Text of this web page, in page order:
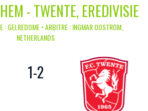
- TWENTE, EREDIVISIE
: GELREDOME • ARBITRE : INGMAR OOSTROM,
NETHERLANDS
1-2